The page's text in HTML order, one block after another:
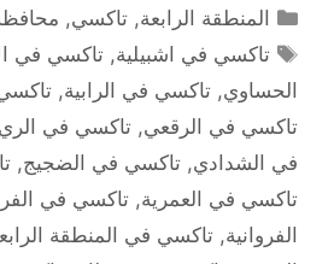
التصنيفات
المنطقة الرابعة,تاكسي,
الوسوم
تاكسي في اشبيلية,تاكسي في
الحساوي, تاكسي في الرابية,
تاكسي في الرقعي, تاكسي في الري
في الشدادي, تاكسي في الضجيج,
تاكسي في العمرية, تاكسي في
الفروانية, تاكسي في المنطقة